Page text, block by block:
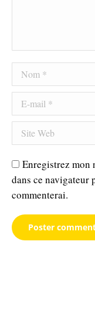
Nom *
E-mail *
Site Web
Enregistrez mon
dans ce navigateur
commenterai.
Poster